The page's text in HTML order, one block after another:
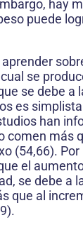
hay
puede
se
se debe a
es
han
comen más
(54,66).
el
se debe a
que al